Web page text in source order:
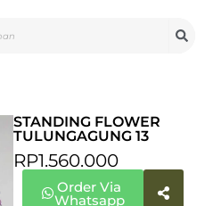
STANDING FLOWER
TULUNGAGUNG 13
RP1.560.000
Order Via
Whatsapp